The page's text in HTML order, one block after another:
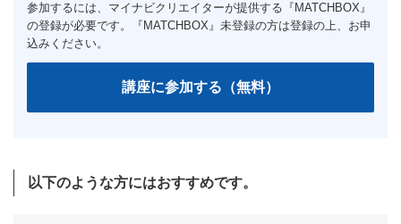
以下のような方にはおすすめです。